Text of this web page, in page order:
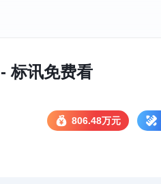
标讯免费看
806.48万元